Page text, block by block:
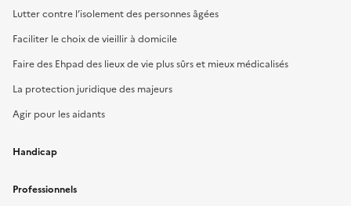
Lutter contre l’isolement des personnes âgées
Faciliter le choix de vieillir à domicile
Faire des Ehpad des lieux de vie plus sûrs et mieux médicalisés
La protection juridique des majeurs
Agir pour les aidants
Handicap
Professionnels